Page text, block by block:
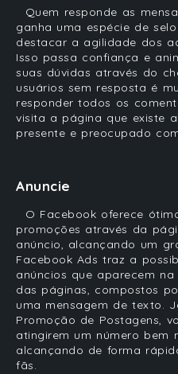
Quem responde as
ganha uma espécie de
destacar a agilidade dos
Isso passa confiança e
suas dúvidas através do
usuários sem resposta é
responder todos os
visita a página que existe
presente e preocupado
Anuncie
O Facebook oferece
promoções através da
anúncio, alcançando um
Facebook Ads traz a
anúncios que aparecem
das páginas, compostos
uma mensagem de texto.
Promoção de Postagens,
atingirem um número bem
alcançando de forma
fãs.